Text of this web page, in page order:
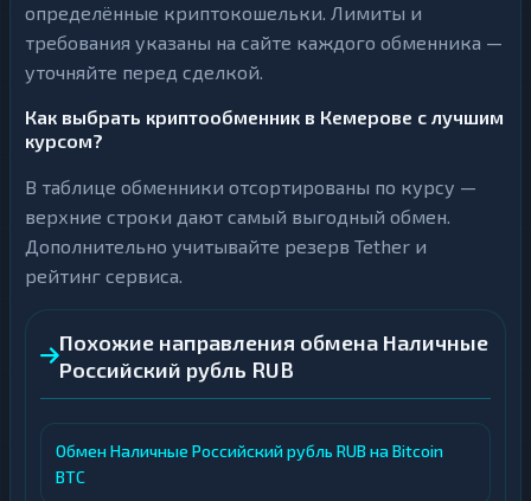
определённые криптокошельки. Лимиты и
требования указаны на сайте каждого обменника —
уточняйте перед сделкой.
Как выбрать криптообменник в Кемерове с лучшим
курсом?
В таблице обменники отсортированы по курсу —
верхние строки дают самый выгодный обмен.
Дополнительно учитывайте резерв Tether и
рейтинг сервиса.
Похожие направления обмена Наличные
Российский рубль RUB
Обмен Наличные Российский рубль RUB на Bitcoin
BTC